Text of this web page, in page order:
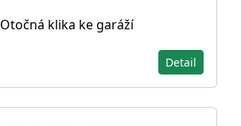
Otočná klika ke garáží
Detail